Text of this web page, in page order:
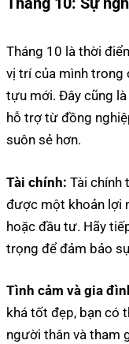
Tháng 10: Sự
Tháng 10 là thời
vị trí của mình trong
tựu mới. Đây cũng
hỗ trợ từ đồng
suôn sẻ hơn.
Tài chính: Tài chính
được một khoản lợi
hoặc đầu tư. Hãy
trọng để đảm bảo
Tình cảm và gia
khá tốt đẹp, bạn có
người thân và tham